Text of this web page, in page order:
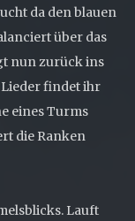
da den blauen
über das
nun zurück ins
Lieder findet ihr
eines Turms
die Ranken
Lauft